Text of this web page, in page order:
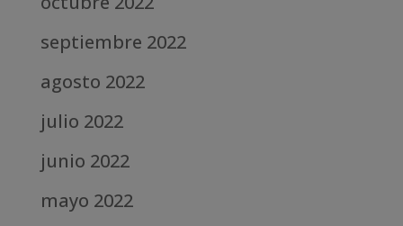
septiembre 2022
agosto 2022
julio 2022
junio 2022
mayo 2022